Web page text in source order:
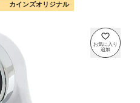
カインズオリジナル